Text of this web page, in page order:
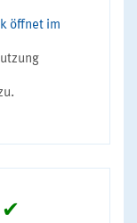
öffnet im
✔